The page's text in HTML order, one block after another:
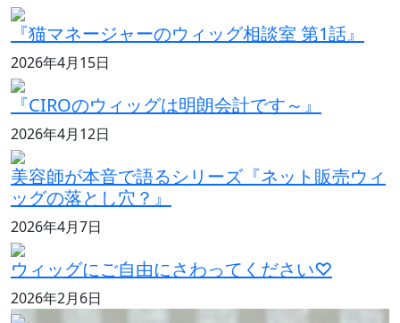
『猫マネージャーのウィッグ相談室 第1話』
2026年4月15日
『CIROのウィッグは明朗会計です～』
2026年4月12日
美容師が本音で語るシリーズ『ネット販売ウィ
ッグの落とし穴？』
2026年4月7日
ウィッグにご自由にさわってください♡
2026年2月6日